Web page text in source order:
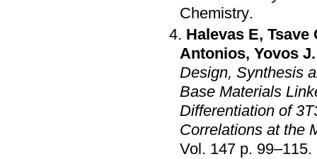
Chemistry.
Halevas E, Tsave
Antonios, Yovos
Design, Synthesis
Base Materials
Differentiation of 3T3-L1
Correlations at the
Vol. 147 p. 99–115.